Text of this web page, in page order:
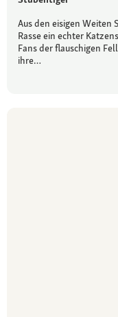
Aus den eisigen Weiten
Rasse ein echter
Fans der flauschigen
ihre…